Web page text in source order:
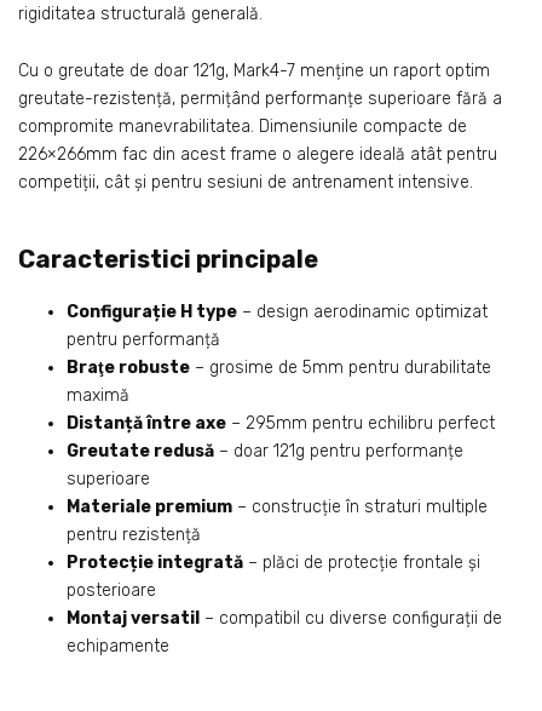
rigiditatea structurală generală.
Cu o greutate de doar 121g, Mark4-7 menține un raport optim
greutate-rezistență, permițând performanțe superioare fără a
compromite manevrabilitatea. Dimensiunile compacte de
226×266mm fac din acest frame o alegere ideală atât pentru
competiții, cât și pentru sesiuni de antrenament intensive.
Caracteristici principale
Configurație H type – design aerodinamic optimizat
pentru performanță
Braţe robuste – grosime de 5mm pentru durabilitate
maximă
Distanță între axe – 295mm pentru echilibru perfect
Greutate redusă – doar 121g pentru performanțe
superioare
Materiale premium – construcție în straturi multiple
pentru rezistență
Protecție integrată – plăci de protecție frontale și
posterioare
Montaj versatil – compatibil cu diverse configurații de
echipamente